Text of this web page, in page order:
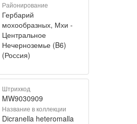
Районирование
Гербарий
мохообразных, Мхи -
Центральное
Нечерноземье (B6)
(Россия)
Штрихкод
MW9030909
Название в коллекции
Dicranella heteromalla